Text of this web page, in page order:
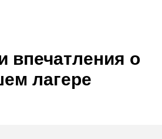
впечатления о
лагере